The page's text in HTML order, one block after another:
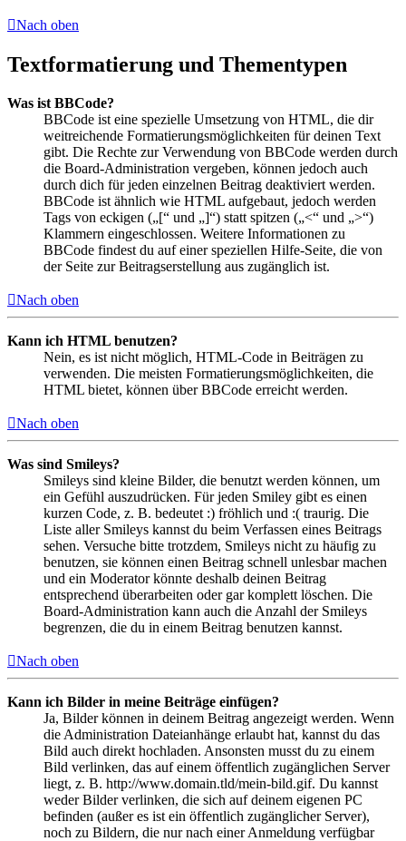
Nach oben
Textformatierung und Thementypen
Was ist BBCode?
BBCode ist eine spezielle Umsetzung von HTML, die dir
weitreichende Formatierungsmöglichkeiten für deinen Text
gibt. Die Rechte zur Verwendung von BBCode werden durch
die Board-Administration vergeben, können jedoch auch
durch dich für jeden einzelnen Beitrag deaktiviert werden.
BBCode ist ähnlich wie HTML aufgebaut, jedoch werden
Tags von eckigen („[“ und „]“) statt spitzen („<“ und „>“)
Klammern eingeschlossen. Weitere Informationen zu
BBCode findest du auf einer speziellen Hilfe-Seite, die von
der Seite zur Beitragserstellung aus zugänglich ist.
Nach oben
Kann ich HTML benutzen?
Nein, es ist nicht möglich, HTML-Code in Beiträgen zu
verwenden. Die meisten Formatierungsmöglichkeiten, die
HTML bietet, können über BBCode erreicht werden.
Nach oben
Was sind Smileys?
Smileys sind kleine Bilder, die benutzt werden können, um
ein Gefühl auszudrücken. Für jeden Smiley gibt es einen
kurzen Code, z. B. bedeutet :) fröhlich und :( traurig. Die
Liste aller Smileys kannst du beim Verfassen eines Beitrags
sehen. Versuche bitte trotzdem, Smileys nicht zu häufig zu
benutzen, sie können einen Beitrag schnell unlesbar machen
und ein Moderator könnte deshalb deinen Beitrag
entsprechend überarbeiten oder gar komplett löschen. Die
Board-Administration kann auch die Anzahl der Smileys
begrenzen, die du in einem Beitrag benutzen kannst.
Nach oben
Kann ich Bilder in meine Beiträge einfügen?
Ja, Bilder können in deinem Beitrag angezeigt werden. Wenn
die Administration Dateianhänge erlaubt hat, kannst du das
Bild auch direkt hochladen. Ansonsten musst du zu einem
Bild verlinken, das auf einem öffentlich zugänglichen Server
liegt, z. B. http://www.domain.tld/mein-bild.gif. Du kannst
weder Bilder verlinken, die sich auf deinem eigenen PC
befinden (außer es ist ein öffentlich zugänglicher Server),
noch zu Bildern, die nur nach einer Anmeldung verfügbar